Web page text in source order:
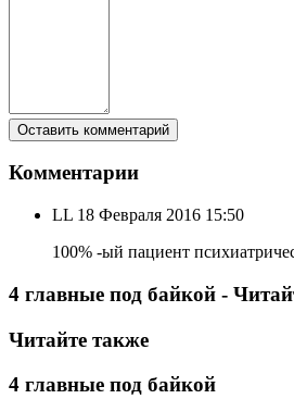
Комментарии
LL 18 Февраля 2016 15:50
100% -ый пациент
4 главные под байкой -
Читайте также
4 главные под байкой